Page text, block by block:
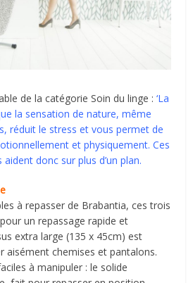
de la catégorie Soin du linge :‘La
la sensation de nature, même
réduit le stress et vous permet de
et physiquement. Ces
donc sur plus d’un plan.
à repasser de Brabantia, ces trois
un repassage rapide et
extra large (135 x 45cm) est
aisément chemises et pantalons.
à manipuler : le solide